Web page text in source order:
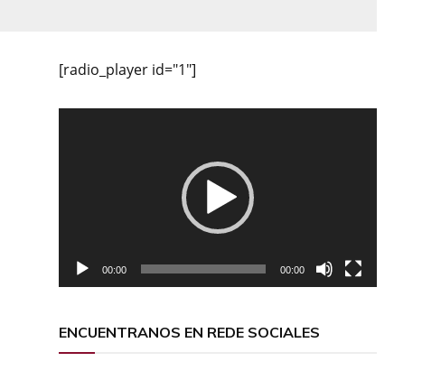
[radio_player id="1"]
00:00 00:00
ENCUENTRANOS EN REDE SOCIALES